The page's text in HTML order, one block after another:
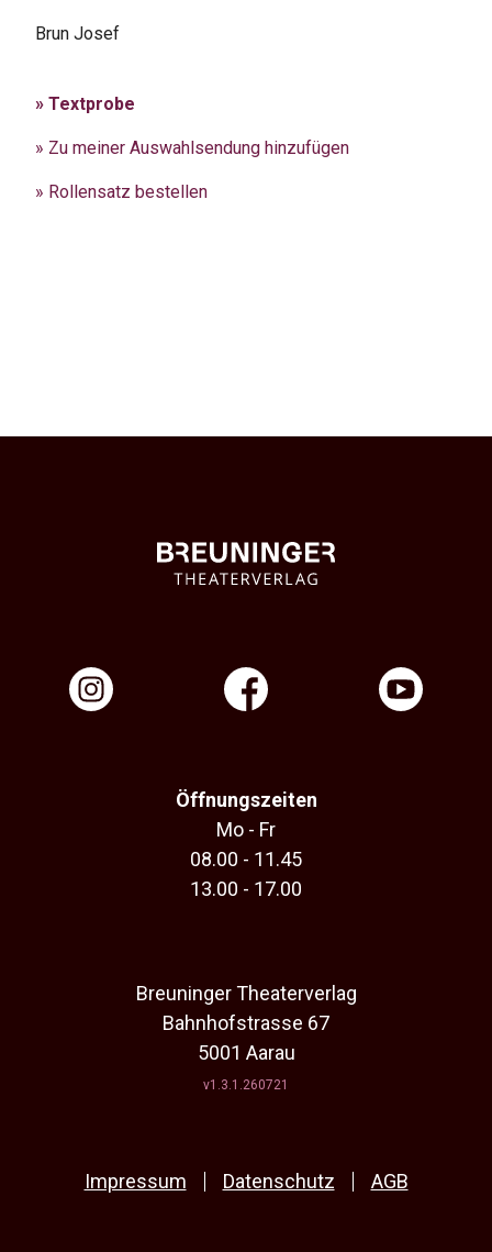
Brun Josef
» Textprobe
» Zu meiner Auswahlsendung hinzufügen
» Rollensatz bestellen
Öffnungszeiten
Mo - Fr
08.00 - 11.45
13.00 - 17.00
Breuninger Theaterverlag
Bahnhofstrasse 67
5001 Aarau
v1.3.1.260721
Impressum Datenschutz AGB